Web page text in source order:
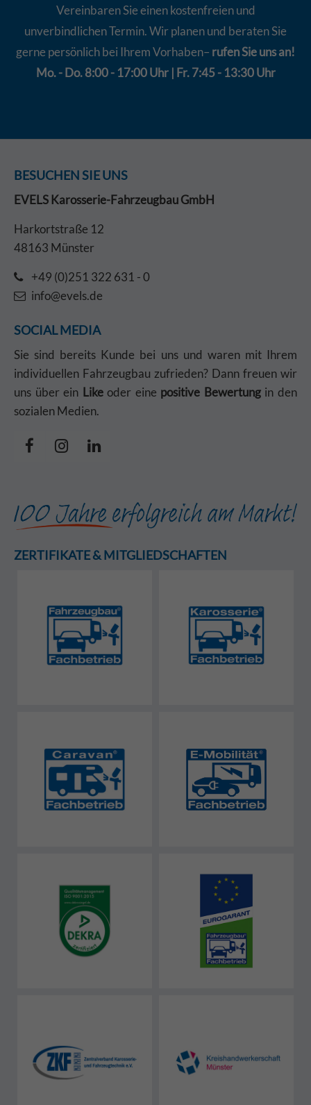
Vereinbaren Sie einen kostenfreien und
unverbindlichen Termin. Wir planen und beraten Sie
gerne persönlich bei Ihrem Vorhaben– rufen Sie uns an!
Mo. - Do. 8:00 - 17:00 Uhr | Fr. 7:45 - 13:30 Uhr
BESUCHEN SIE UNS
EVELS Karosserie-Fahrzeugbau GmbH
Harkortstraße 12
48163 Münster
+49 (0)251 322 631 - 0
info@evels.de
SOCIAL MEDIA
Sie sind bereits Kunde bei uns und waren mit Ihrem
individuellen Fahrzeugbau zufrieden? Dann freuen wir
uns über ein Likeoder eine positive Bewertungin den
sozialen Medien.
ZERTIFIKATE & MITGLIEDSCHAFTEN